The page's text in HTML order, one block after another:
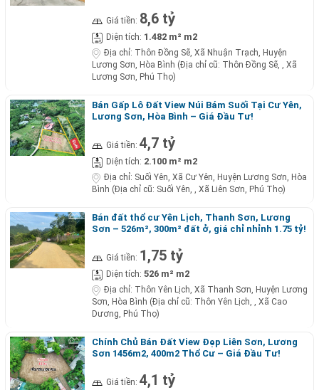
Giá tiền: 8,6 tỷ
Diện tích: 1.482 m² m2
Địa chỉ: Thôn Đồng Sẽ, Xã Nhuận Trạch, Huyện
Lương Sơn, Hòa Bình (Địa chỉ cũ: Thôn Đồng Sẽ, , Xã
Lương Sơn, Phú Thọ)
Bán Gấp Lô Đất View Núi Bám Suối Tại Cư Yên,
Lương Sơn, Hòa Bình – Giá Đầu Tư!
Giá tiền: 4,7 tỷ
Diện tích: 2.100 m² m2
Địa chỉ: Suối Yên, Xã Cư Yên, Huyện Lương Sơn, Hòa
Bình (Địa chỉ cũ: Suối Yên, , Xã Liên Sơn, Phú Thọ)
Bán đất thổ cư Yên Lịch, Thanh Sơn, Lương
Sơn – 526m², 300m² đất ở, giá chỉ nhỉnh 1.75 tỷ!
Giá tiền: 1,75 tỷ
Diện tích: 526 m² m2
Địa chỉ: Thôn Yên Lịch, Xã Thanh Sơn, Huyện Lương
Sơn, Hòa Bình (Địa chỉ cũ: Thôn Yên Lịch, , Xã Cao
Dương, Phú Thọ)
Chính Chủ Bán Đất View Đẹp Liên Sơn, Lương
Sơn 1456m2, 400m2 Thổ Cư – Giá Đầu Tư!
Giá tiền: 4,1 tỷ